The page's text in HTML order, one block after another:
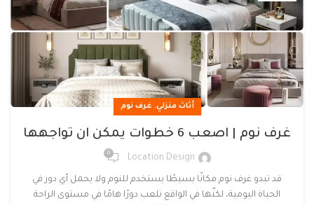
أثاث منزلي, غرف نوم
غرف نوم | اصعب 6 خطوات يمكن ان تواجهها
Location Design
0
قد تبدو غرف نوم مكانًا بسيطًا يستخدم للنوم ولا يحمل أي دور في
الحياة اليومية، لكنّها في الواقع تلعب دورًا هامًا في مستوى الراحة